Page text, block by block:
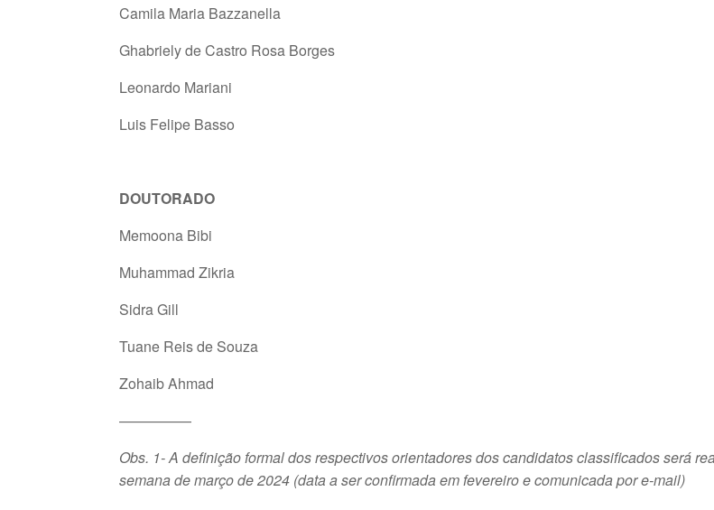
Camila Maria Bazzanella
Ghabriely de Castro Rosa Borges
Leonardo Mariani
Luis Felipe Basso
DOUTORADO
Memoona Bibi
Muhammad Zikria
Sidra Gill
Tuane Reis de Souza
Zohaib Ahmad
—————
Obs. 1- A definição formal dos respectivos orientadores dos candidatos classificados será
semana de março de 2024 (data a ser confirmada em fevereiro e comunicada por e-mail)